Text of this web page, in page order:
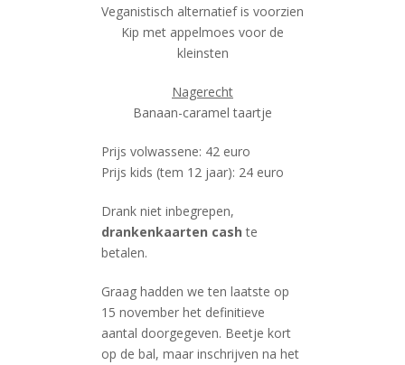
Veganistisch alternatief is voorzien
Kip met appelmoes voor de
kleinsten
Nagerecht
Banaan-caramel taartje
Prijs volwassene: 42 euro
Prijs kids (tem 12 jaar): 24 euro
Drank niet inbegrepen,
drankenkaarten cash te
betalen.
Graag hadden we ten laatste op
15 november het definitieve
aantal doorgegeven. Beetje kort
op de bal, maar inschrijven na het